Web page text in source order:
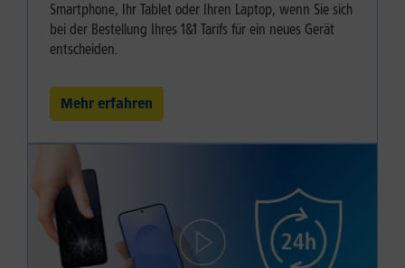
Smartphone, Ihr Tablet oder Ihren Laptop, wenn Sie sich
bei der Bestellung Ihres 1&1 Tarifs für ein neues Gerät
entscheiden.
Mehr erfahren